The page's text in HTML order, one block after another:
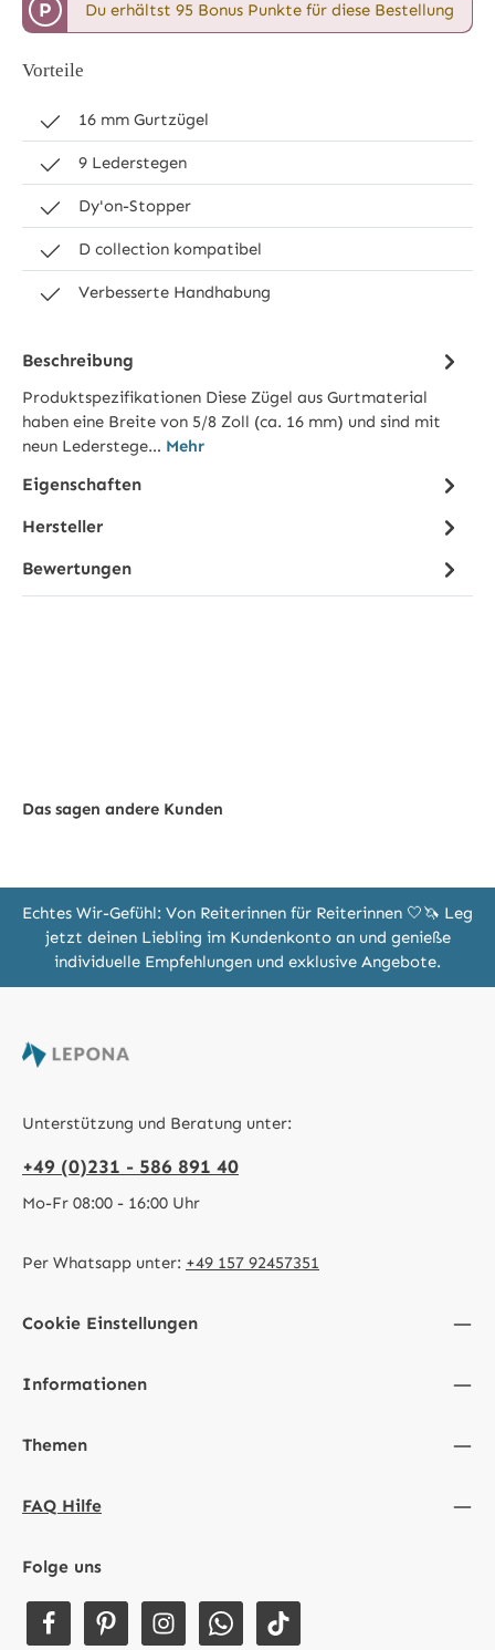
P Du erhältst 95 Bonus Punkte für diese Bestellung
Vorteile
16 mm Gurtzügel
9 Lederstegen
Dy'on-Stopper
D collection kompatibel
Verbesserte Handhabung
Beschreibung
Produktspezifikationen Diese Zügel aus Gurtmaterial
haben eine Breite von 5/8 Zoll (ca. 16 mm) und sind mit
neun Lederstege… Mehr
Eigenschaften
Hersteller
Bewertungen
Das sagen andere Kunden
Echtes Wir-Gefühl: Von Reiterinnen für Reiterinnen 🤍🦄 Leg
jetzt deinen Liebling im Kundenkonto an und genieße
individuelle Empfehlungen und exklusive Angebote.
Unterstützung und Beratung unter:
+49 (0)231 - 586 891 40
Mo-Fr 08:00 - 16:00 Uhr
Per Whatsapp unter: +49 157 92457351
Cookie Einstellungen
Informationen
Themen
FAQ Hilfe
Folge uns